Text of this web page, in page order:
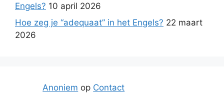
Engels? 10 april 2026
Hoe zeg je “adequaat” in het Engels? 22 maart
2026
Anoniem op Contact